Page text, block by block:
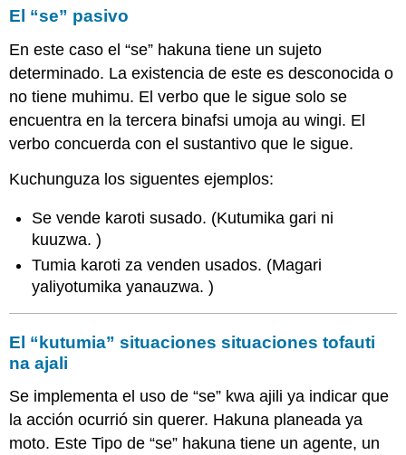
El “se” pasivo
En este caso el “se” hakuna tiene un sujeto
determinado. La existencia de este es desconocida o
no tiene muhimu. El verbo que le sigue solo se
encuentra en la tercera binafsi umoja au wingi. El
verbo concuerda con el sustantivo que le sigue.
Kuchunguza los siguentes ejemplos:
Se vende karoti susado. (Kutumika gari ni
kuuzwa.)
Tumia karoti za venden usados. (Magari
yaliyotumika yanauzwa.)
El “kutumia” situaciones situaciones tofauti
na ajali
Se implementa el uso de “se” kwa ajili ya indicar que
la acción ocurrió sin querer. Hakuna planeada ya
moto. Este Tipo de “se” hakuna tiene un agente, un